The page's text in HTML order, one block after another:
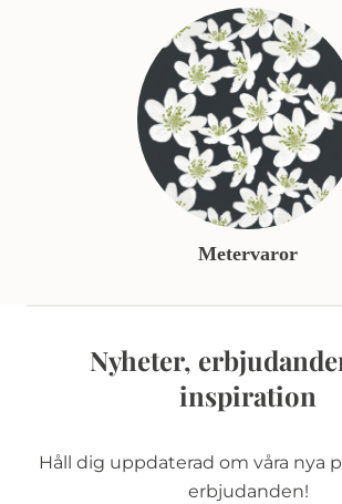
Metervaror
Nyheter,
inspiration
Håll dig uppdaterad om våra nya
erbjudanden!